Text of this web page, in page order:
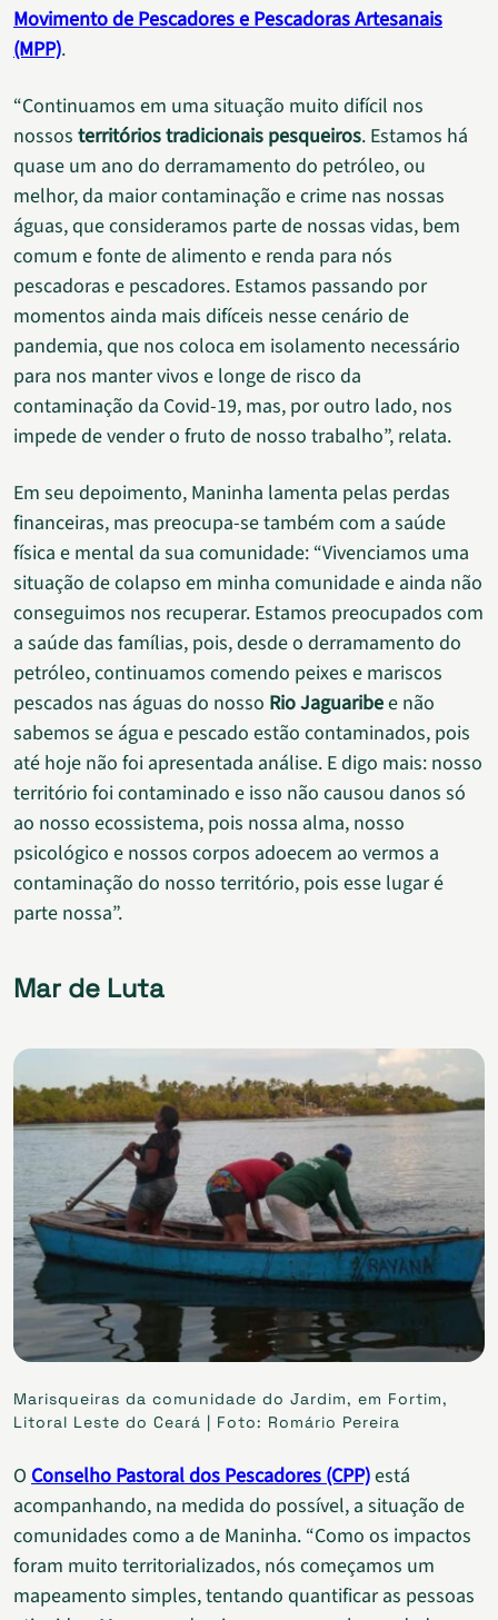
Movimento de Pescadores e Pescadoras Artesanais
(MPP).
“Continuamos em uma situação muito difícil nos
nossos territórios tradicionais pesqueiros. Estamos há
quase um ano do derramamento do petróleo, ou
melhor, da maior contaminação e crime nas nossas
águas, que consideramos parte de nossas vidas, bem
comum e fonte de alimento e renda para nós
pescadoras e pescadores. Estamos passando por
momentos ainda mais difíceis nesse cenário de
pandemia, que nos coloca em isolamento necessário
para nos manter vivos e longe de risco da
contaminação da Covid-19, mas, por outro lado, nos
impede de vender o fruto de nosso trabalho”, relata.
Em seu depoimento, Maninha lamenta pelas perdas
financeiras, mas preocupa-se também com a saúde
física e mental da sua comunidade: “Vivenciamos uma
situação de colapso em minha comunidade e ainda não
conseguimos nos recuperar. Estamos preocupados com
a saúde das famílias, pois, desde o derramamento do
petróleo, continuamos comendo peixes e mariscos
pescados nas águas do nosso Rio Jaguaribee não
sabemos se água e pescado estão contaminados, pois
até hoje não foi apresentada análise. E digo mais: nosso
território foi contaminado e isso não causou danos só
ao nosso ecossistema, pois nossa alma, nosso
psicológico e nossos corpos adoecem ao vermos a
contaminação do nosso território, pois esse lugar é
parte nossa”.
Mar de Luta
Marisqueiras da comunidade do Jardim, em Fortim,
Litoral Leste do Ceará | Foto: Romário Pereira
O Conselho Pastoral dos Pescadores (CPP)está
acompanhando, na medida do possível, a situação de
comunidades como a de Maninha. “Como os impactos
foram muito territorializados, nós começamos um
mapeamento simples, tentando quantificar as pessoas